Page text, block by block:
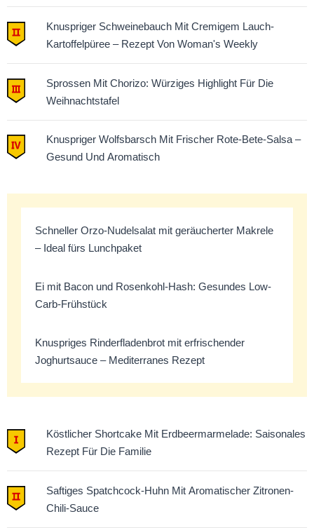
Knuspriger Schweinebauch Mit Cremigem Lauch-
Kartoffelpüree – Rezept Von Woman's Weekly
Sprossen Mit Chorizo: Würziges Highlight Für Die
Weihnachtstafel
Knuspriger Wolfsbarsch Mit Frischer Rote-Bete-Salsa –
Gesund Und Aromatisch
Schneller Orzo-Nudelsalat mit geräucherter Makrele
– Ideal fürs Lunchpaket
Ei mit Bacon und Rosenkohl-Hash: Gesundes Low-
Carb-Frühstück
Knuspriges Rinderfladenbrot mit erfrischender
Joghurtsauce – Mediterranes Rezept
Köstlicher Shortcake Mit Erdbeermarmelade: Saisonales
Rezept Für Die Familie
Saftiges Spatchcock-Huhn Mit Aromatischer Zitronen-
Chili-Sauce